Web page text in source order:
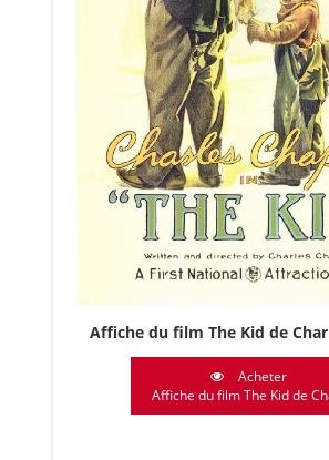
Affiche du film The Kid de
Acheter
Affiche du film The Kid de